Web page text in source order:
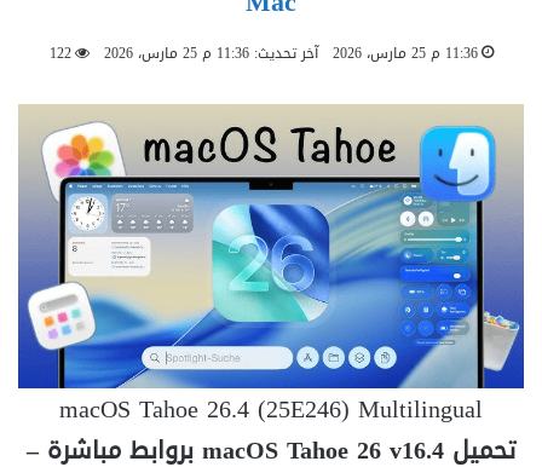
11:36 م 25 مارس، 2026 آخر تحديث: 11:36 م 25 مارس، 2026 122
macOS Tahoe 26.4 (25E246) Multilingual
تحميل macOS Tahoe 26 v16.4 بروابط مباشرة –